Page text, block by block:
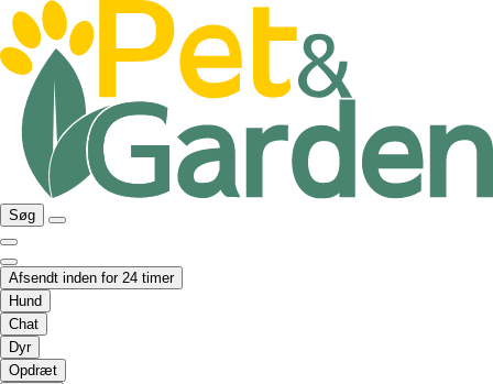
Søg
Afsendt inden for 24 timer
Hund
Chat
Dyr
Opdræt